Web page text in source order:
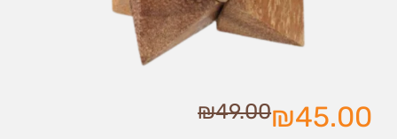
₪45.00
₪49.00